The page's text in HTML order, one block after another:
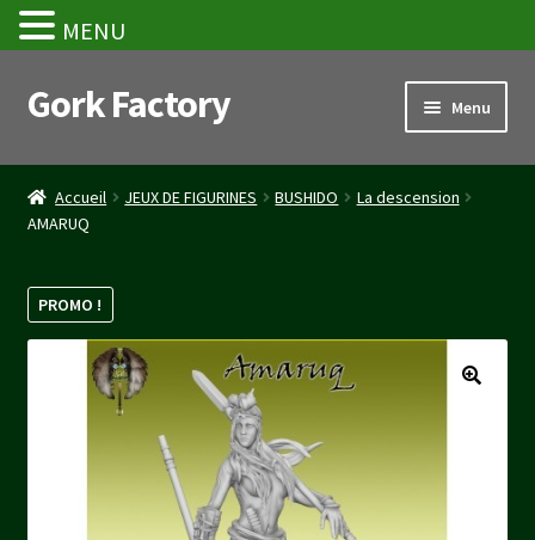
Aller
à
navigation
Aller
au
Gork Factory Menu
Accueil
CGV
Mon compte
Stripe Payment Success Page
Validation de la commande
Accueil JEUX DE FIGURINES BUSHIDO
La descension
AMARUQ
PROMO !
MENU